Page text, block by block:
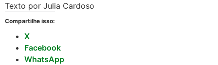
Texto por Julia Cardoso
Compartilhe isso:
X
Facebook
WhatsApp